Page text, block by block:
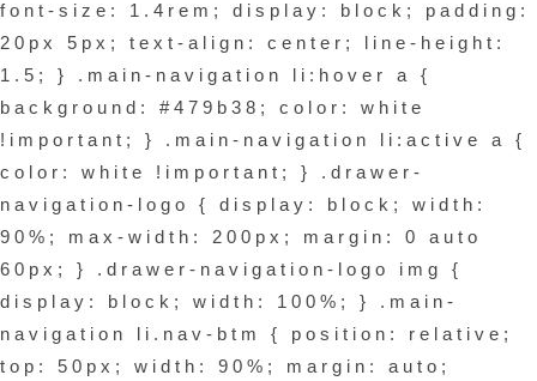
font-size: 1.4rem; display: block; padding:
20px 5px; text-align: center; line-height:
1.5; } .main-navigation li:hover a {
background: #479b38; color: white
!important; } .main-navigation li:active a {
color: white !important; } .drawer-
navigation-logo { display: block; width:
90%; max-width: 200px; margin: 0 auto
60px; } .drawer-navigation-logo img {
display: block; width: 100%; } .main-
navigation li.nav-btm { position: relative;
top: 50px; width: 90%; margin: auto;